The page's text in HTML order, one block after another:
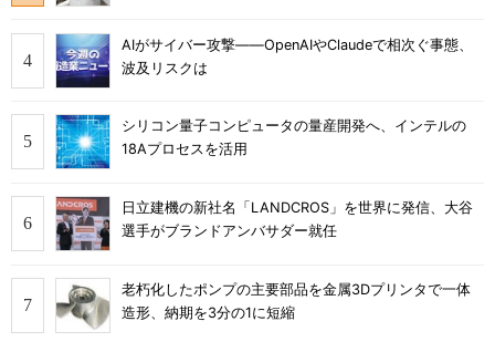
AIがサイバー攻撃――OpenAIやClaudeで相次ぐ事態、
波及リスクは
シリコン量子コンピュータの量産開発へ、インテルの
18Aプロセスを活用
日立建機の新社名「LANDCROS」を世界に発信、大谷
選手がブランドアンバサダー就任
老朽化したポンプの主要部品を金属3Dプリンタで一体
造形、納期を3分の1に短縮